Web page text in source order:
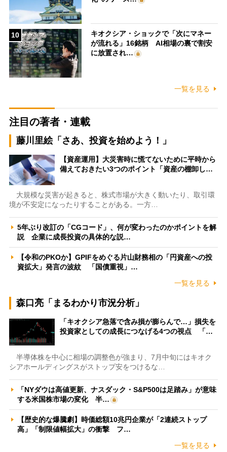
10
キオクシア・ショックで「次にマネー
が流れる」16銘柄 AI相場の裏で割安
に放置され…
一覧を見る
注目の著者・連載
藤川里絵「さあ、投資を始めよう！」
【資産運用】大災害時に慌てないために平時から
備えておきたい3つのポイント「資産の棚卸し…
大規模な災害が起きると、株式市場が大きく動いたり、取引環
境が不安定になったりすることがある。一方…
5年ぶり改訂の「CGコード」、何が変わったのかポイントを解
説 企業に成長投資の具体的な説…
【令和のPKOか】GPIFをめぐる片山財務相の「円資産への投
資拡大」発言の波紋 「国債重視」…
一覧を見る
森口亮「まるわかり市況分析」
「キオクシア急落で含み損が膨らんで…」損失を
投資家としての成長につなげる4つの視点 「…
半導体株を中心に相場の調整色が強まり、7月中旬にはキオク
シアホールディングスがストップ安をつけるな…
「NYダウは高値更新、ナスダック・S&P500は足踏み」が意味
する米国株市場の変化 半…
【歴史的な爆騰劇】時価総額10兆円企業が「2連続ストップ
高」「制限値幅拡大」の衝撃 フ…
一覧を見る